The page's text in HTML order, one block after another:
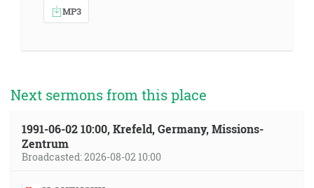
MP3
Next sermons from this place
1991-06-02 10:00, Krefeld, Germany, Missions-
Zentrum
Broadcasted: 2026-08-02 10:00